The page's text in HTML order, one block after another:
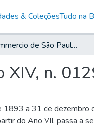
& ColeçõesTudo na
O Commercio de São Paulo, 1907, Ano XIV, n. 0129
XIV, n.
1893 a 31 de dezembro
do Ano VII, passa a